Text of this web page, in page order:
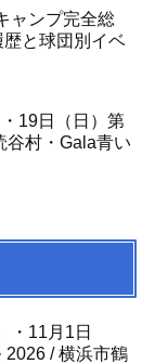
ャンプ完全総
と球団別イベ
19日（日）第
谷村・Gala青い
・11月1日
2026 / 横浜市鶴